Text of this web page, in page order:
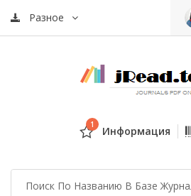
Разное
1 Информация